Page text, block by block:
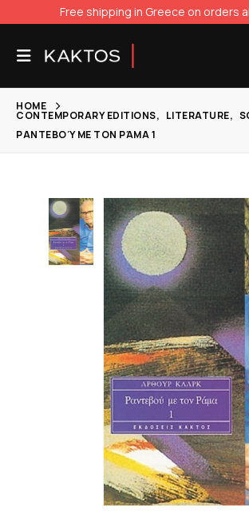
Free shipping in Greece on orders
HOME
CONTEMPORARY EDITIONS, LITERATURE,
ΡΑΝΤΕΒΟΎ ΜΕ ΤΟΝ ΡΆΜΑ 1